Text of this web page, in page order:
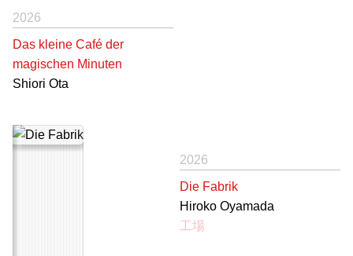
2026
Das kleine Café der
magischen Minuten
Shiori Ota
2026
Die Fabrik
Hiroko Oyamada
工場